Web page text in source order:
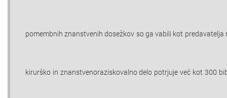
pomembnih znanstvenih dosežkov so ga vabili kot
kirurško in znanstvenoraziskovalno delo potrjuje več kot 300